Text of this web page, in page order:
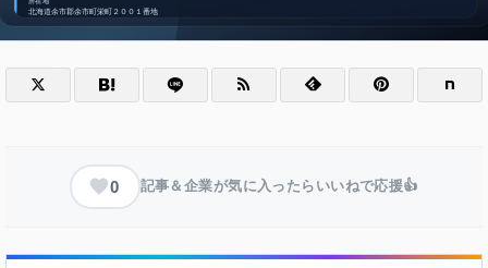
0 記事＆企業が気に入ったらいいねで応援👍